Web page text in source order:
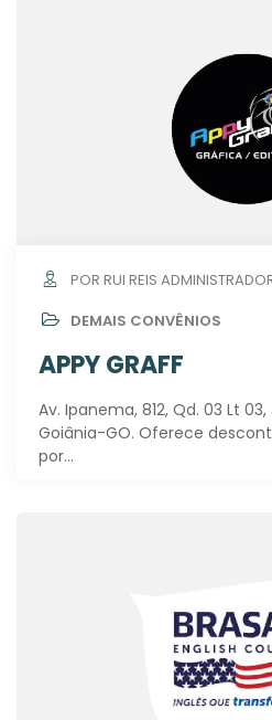
POR RUI REIS
DEMAIS CONVÊNIOS
APPY GRAFF
Av. Ipanema, 812, Qd. 03 Lt
Goiânia-GO. Oferece
por…